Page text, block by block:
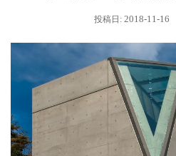
投稿日: 2018-11-16